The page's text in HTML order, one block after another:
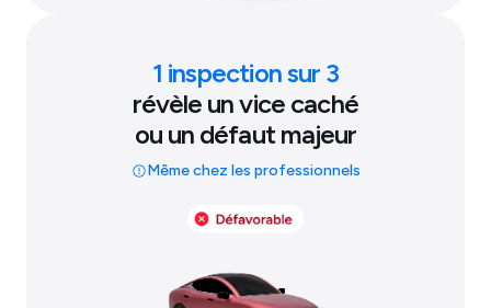
1 inspection sur 3
révèle un vice caché
ou un défaut majeur
Même chez les professionnels